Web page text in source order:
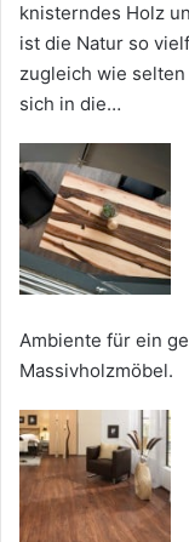
knisterndes Holz
ist die Natur so
zugleich wie
sich in die…
Ambiente für ein
Massivholzmöbel.